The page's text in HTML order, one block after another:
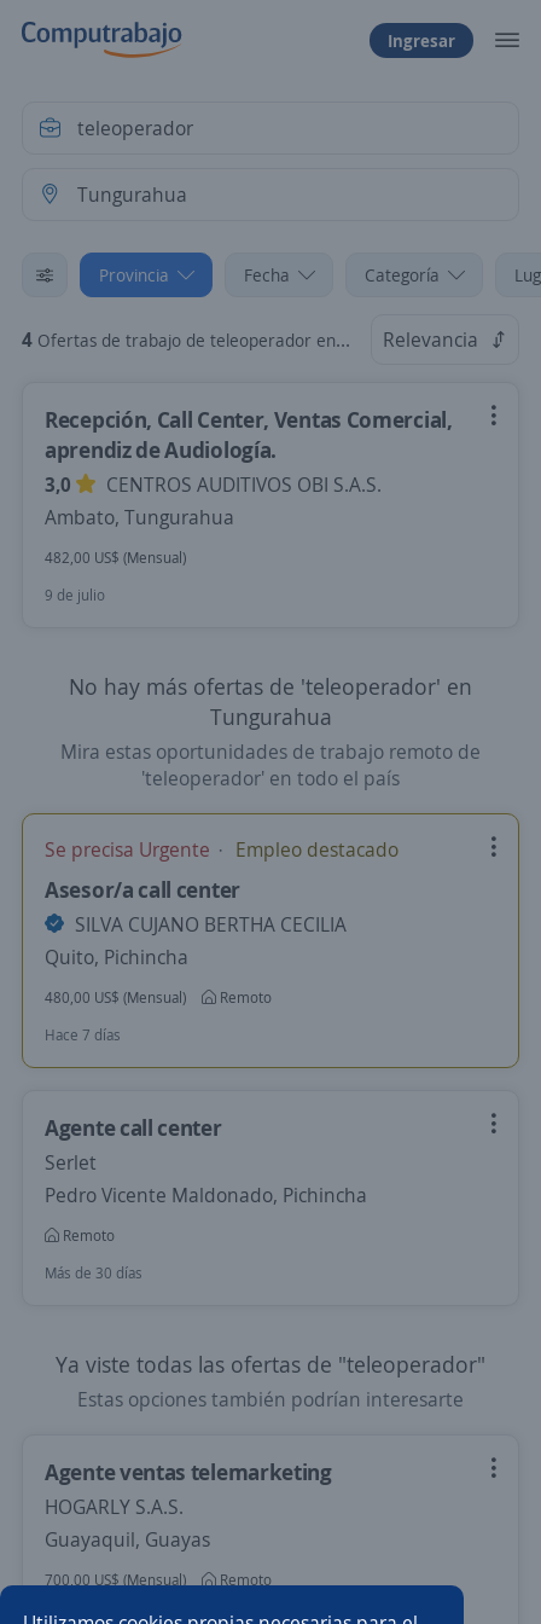
Ingresar
Provincia Fecha Categoría
4 Ofertas de trabajo de teleoperador en Tungurahua Relevancia
Recepción, Call Center, Ventas Comercial,
aprendiz de Audiología.
3,0
CENTROS AUDITIVOS OBI S.A.S.
Ambato, Tungurahua
482,00 US$ (Mensual)
9 de julio
No hay más ofertas de 'teleoperador' en
Tungurahua
Mira estas oportunidades de trabajo remoto de
'teleoperador' en todo el país
Se precisa Urgente Empleo destacado
Asesor/a call center
SILVA CUJANO BERTHA CECILIA
Quito, Pichincha
480,00 US$ (Mensual)
Remoto
Hace 7 días
Agente call center
Serlet
Pedro Vicente Maldonado, Pichincha
Remoto
Más de 30 días
Ya viste todas las ofertas de "teleoperador"
Estas opciones también podrían interesarte
Agente ventas telemarketing
HOGARLY S.A.S.
Guayaquil, Guayas
700,00 US$ (Mensual)
Remoto
Más de 30 días